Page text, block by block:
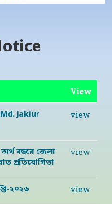
View
Jakiur
view
বছরে জেলা
প্রতিযোগিতা
view
২০২৬ view